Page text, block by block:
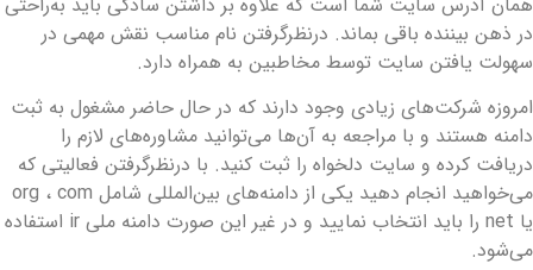
در ذهن بیننده باقی بماند. درنظرگرفتن نام مناسب نقش مهمی در
سهولت یافتن سایت توسط مخاطبین به همراه دارد.
امروزه شرکت‌های زیادی وجود دارند که در حال حاضر مشغول به ثبت
دامنه هستند و با مراجعه به آن‌ها می‌توانید مشاوره‌های لازم را
دریافت کرده و سایت دلخواه را ثبت کنید. با درنظرگرفتن فعالیتی که
می‌خواهید انجام دهید یکی از دامنه‌های بین‌المللی شامل org ، com
یا net را باید انتخاب نمایید و در غیر این صورت دامنه ملی ir استفاده
می‌شود.